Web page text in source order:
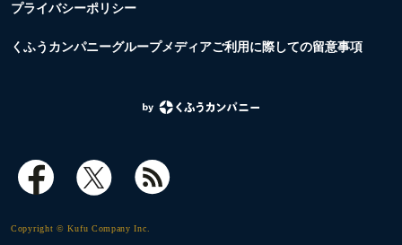
プライバシーポリシー
くふうカンパニーグループメディアご利用に際しての留意事項
Copyright © Kufu Company Inc.